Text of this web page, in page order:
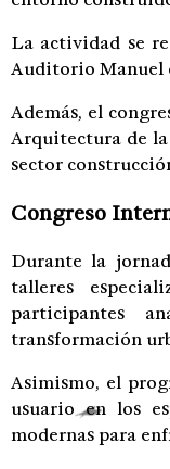
La actividad se
Auditorio Manuel
Además, el
Arquitectura de
sector
Congreso
Durante la
talleres
participantes
transformación
Asimismo, el
usuario en los
modernas para